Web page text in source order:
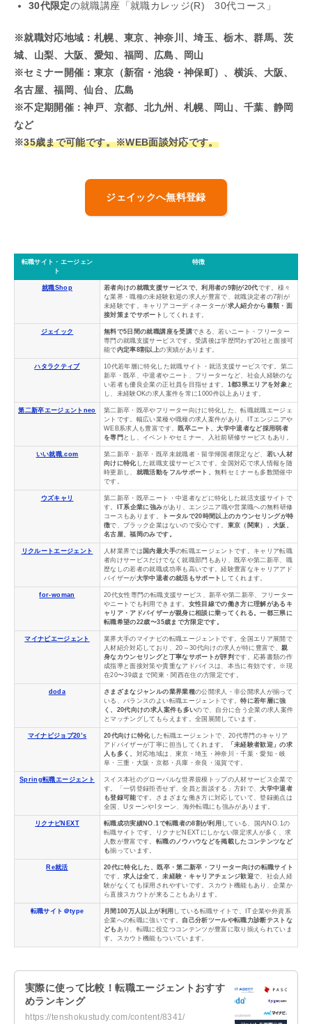
30代限定の就職講座「就職カレッジ(R) 30代コース」
※就職対応地域： 札幌、 東京、神奈川、埼玉、栃木、群馬、茨
城、山梨、大阪、愛知、福岡、広島、岡山
※セミナー開催： 東京（新宿・池袋・神保町）、横浜、大阪、
名古屋、福岡、仙台、広島
※不定期開催：神戸、京都、北九州、札幌、岡山、千葉、静岡
など
※35歳まで可能です。※WEB面談対応です。
ジェイックへ無料登録
転職サイト・エージェン
ト
特徴
就職Shop 若者向けの就職支援サービスで、利用者の9割が20代です。様々
な業界・職種の未経験歓迎の求人が豊富で、就職決定者の7割が
未経験です。キャリアコーディネーターが求人紹介から書類・面
接対策までサポート してくれます。
ジェイック 無料で5日間の就職講座を受講できる、若いニート・フリーター
専門の就職支援サービスです。受講後は学歴問わず20社と面接可
能で内定率8割以上の実績があります。
ハタラクティブ
10代若年層に特化した就職サイト・就活支援サービスです。第二
新卒・既卒、中退者やニート、フリーターなど、社会人経験のな
い若者も優良企業の正社員を目指せます。 1都3県エリアを対象 と
し、未経験OKの求人案件を常に1000件以上あります。
第二新卒エージェントneo
第二新卒・既卒やフリーター向けに特化した、転職就職エージェ
ントです。幅広い業種や職種の求人案件があり、ITエンジニアや
WEB系求人も豊富です。 既卒ニート、大学中退者など採用弱者
を専門 とし、イベントやセミナー、入社前研修サービスもあり。
いい就職.com 第二新卒・新卒・既卒未就職者・留学帰国者限定など、 若い人材
向けに特化 した就職支援サービスです。全国対応で求人情報を随
時更新し、 就職活動をフルサポート、 無料セミナーも多数開催中
です。
ウズキャリ
第二新卒・既卒ニート・中退者などに特化した就活支援サイトで
す。
IT系企業に強みがあり、エンジニア職や営業職への無料研修
コースもあります。
トータルで20時間以上のカウンセリングが特
徴で、ブラック企業はないので安心です。 東京（関東）、大阪、
名古屋、福岡のみです。
リクルートエージェント 人材業界では 国内最大手の転職エージェントです。キャリア転職
者向けサービスだけでなく就職部門もあり、既卒や第二新卒、職
歴なしの若者の就職成功率も高いです。経験豊富なキャリアアド
バイザーが大学中退者の就活もサポート してくれます。
for-woman
20代女性専門の転職支援サービス、新卒や第二新卒、フリーター
やニートでも利用できます。 女性目線での働き方に理解があるキ
ャリア・アドバイザーが親身に相談に乗ってくれる。一都三県に
転職希望の22歳〜35歳まで方限定です。
マイナビエージェント
業界大手のマイナビの転職エージェントです。全国エリア展開で
人材紹介対応しており、20～30代向けの求人が特に豊富で、親
身なカウンセリングと丁寧なサポートが評判 です。応募書類の作
成指導と面接対策や貴重なアドバイスは、本当に有効です。※現
在20〜39歳まで関東・関西在住の方限定です。
doda さまざまなジャンルの業界業種の公開求人・非公開求人が揃って
いる、バランスのよい転職エージェントです。特に若年層に強
く、20代向けの求人案件も多いので、自分に合う企業の求人案件
とマッチングしてもらえます。全国展開しています。
マイナビジョブ20’s 20代向けに特化 した転職エージェントで、20代専門のキャリア
アドバイザーが丁寧に担当してくれます。
「未経験者歓迎」の求
人も多く、 対応地域は、東京・埼玉・神奈川・千葉・愛知・岐
阜・三重・大阪・京都・兵庫・奈良・滋賀です。
Spring転職エージェント
スイス本社のグローバルな世界規模トップの人材サービス企業で
す。「一切登録拒否せず、全員と面談する」方針で、大学中退者
も登録可能です。さまざまな働き方に対応していて、登録拠点は
全国、UターンやIターン、海外転職にも強みがあります。
リクナビNEXT 転職成功実績NO.1で転職者の8割が利用 している、国内NO.1の
転職サイトです。リクナビNEXTにしかない限定求人が多く、求
人数が豊富です。 転職のノウハウなどを掲載したコンテンツなど
も揃っています。
Re就活
20代に特化した、既卒・第二新卒・フリーター向けの転職サイト
です。求人は全て、未経験・キャリアチェンジ歓迎で、社会人経
験がなくても採用されやすいです。スカウト機能もあり、企業か
ら直接スカウトが来ることもあります。
転職サイト＠type 月間100万人以上が利用 している転職サイトで、IT企業や外資系
企業への転職に強いです。 自己分析ツールや転職力診断テストな
ども あり、転職に役立つコンテンツが豊富に取り揃えられていま
す。スカウト機能もついています。
実際に使って比較！転職エージェントおすす
めランキング
https://tenshokustudy.com/content/8341/